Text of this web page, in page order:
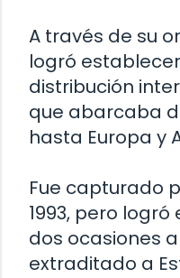
A través de su
logró
distribución
que abarcaba
hasta Europa y
Fue capturado
1993, pero
dos ocasiones
extraditado a